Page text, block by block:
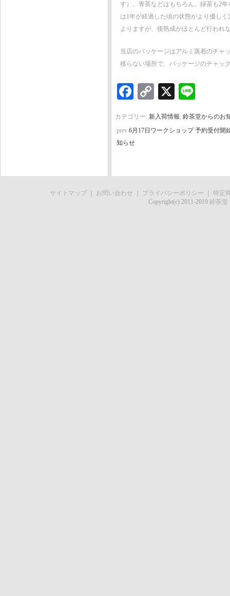
す）、青茶などはもちろん、緑茶も2
は1年が経過した頃の状態がより優し
よりますが、後熟成がほとんど行われ
当店のパッケージはアルミ蒸着のチャ
移らない場所で、パッケージのチャッ
Facebook
Copy
X
カテゴリー: 新入荷情報, 鈴茶堂からのお
prev 6月17日ワークショップ 予約受付開
知らせ
サイトマップ お問い合わせ プライバシーポリシー
特定
Copyright(c) 2011-2019 鈴茶堂